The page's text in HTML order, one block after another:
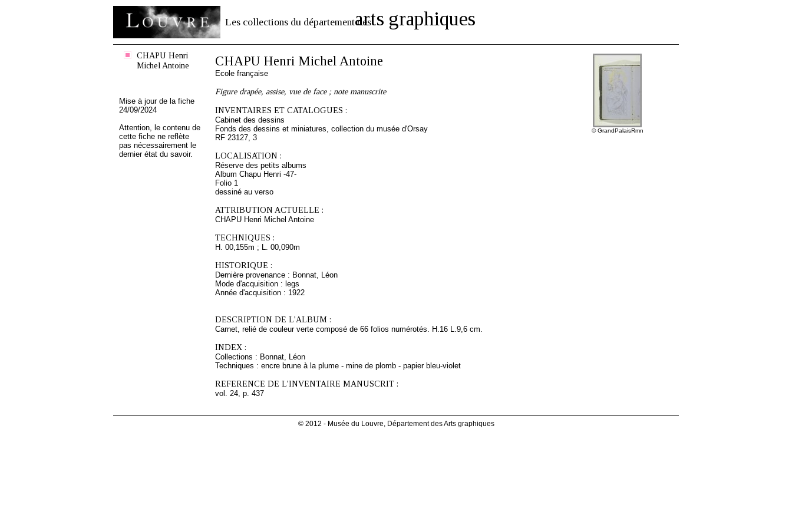
Les collections du département desarts graphiques
CHAPU Henri
Michel Antoine
Mise à jour de la fiche
24/09/2024
Attention, le contenu de
cette fiche ne reflète
pas nécessairement le
dernier état du savoir.
© GrandPalaisRmn
CHAPU Henri Michel Antoine
Ecole française
Figure drapée, assise, vue de face ; note manuscrite
INVENTAIRES ET CATALOGUES :
Cabinet des dessins
Fonds des dessins et miniatures, collection du musée d'Orsay
RF 23127, 3
LOCALISATION :
Réserve des petits albums
Album Chapu Henri -47-
Folio 1
dessiné au verso
ATTRIBUTION ACTUELLE :
CHAPU Henri Michel Antoine
TECHNIQUES :
H. 00,155m ; L. 00,090m
HISTORIQUE :
Dernière provenance : Bonnat, Léon
Mode d'acquisition : legs
Année d'acquisition : 1922
DESCRIPTION DE L'ALBUM :
Carnet, relié de couleur verte composé de 66 folios numérotés. H.16 L.9,6 cm.
INDEX :
Collections : Bonnat, Léon
Techniques : encre brune à la plume - mine de plomb - papier bleu-violet
REFERENCE DE L'INVENTAIRE MANUSCRIT :
vol. 24, p. 437
© 2012 - Musée du Louvre, Département des Arts graphiques